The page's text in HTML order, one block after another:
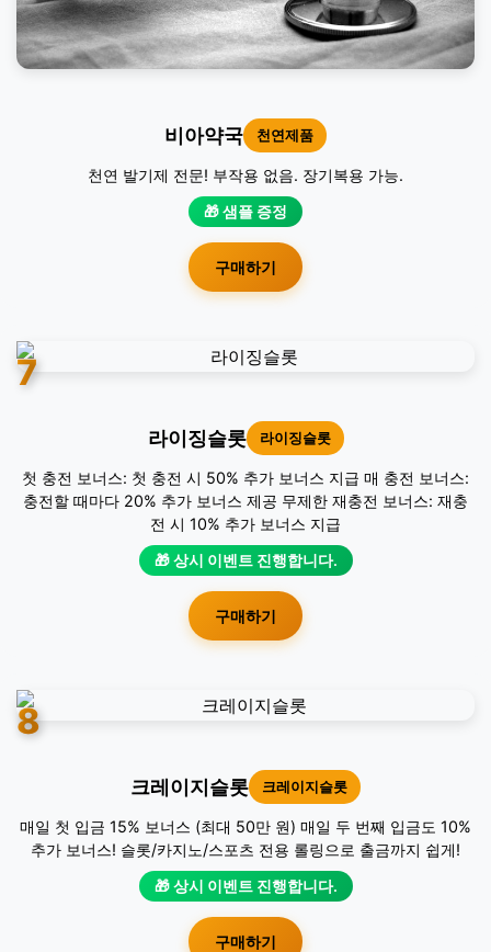
비아약국 천연제품
천연 발기제 전문! 부작용 없음. 장기복용 가능.
🎁 샘플 증정
구매하기
7
라이징슬롯 라이징슬롯
첫 충전 보너스: 첫 충전 시 50% 추가 보너스 지급 매 충전 보너스:
충전할 때마다 20% 추가 보너스 제공 무제한 재충전 보너스: 재충
전 시 10% 추가 보너스 지급
🎁 상시 이벤트 진행합니다.
구매하기
8
크레이지슬롯 크레이지슬롯
매일 첫 입금 15% 보너스 (최대 50만 원) 매일 두 번째 입금도 10%
추가 보너스! 슬롯/카지노/스포츠 전용 롤링으로 출금까지 쉽게!
🎁 상시 이벤트 진행합니다.
구매하기